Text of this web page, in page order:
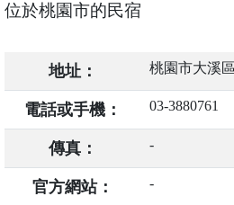
位於桃園市的民宿
地址： 桃園市大溪
電話或手機： 03-3880761
傳真： -
官方網站： -